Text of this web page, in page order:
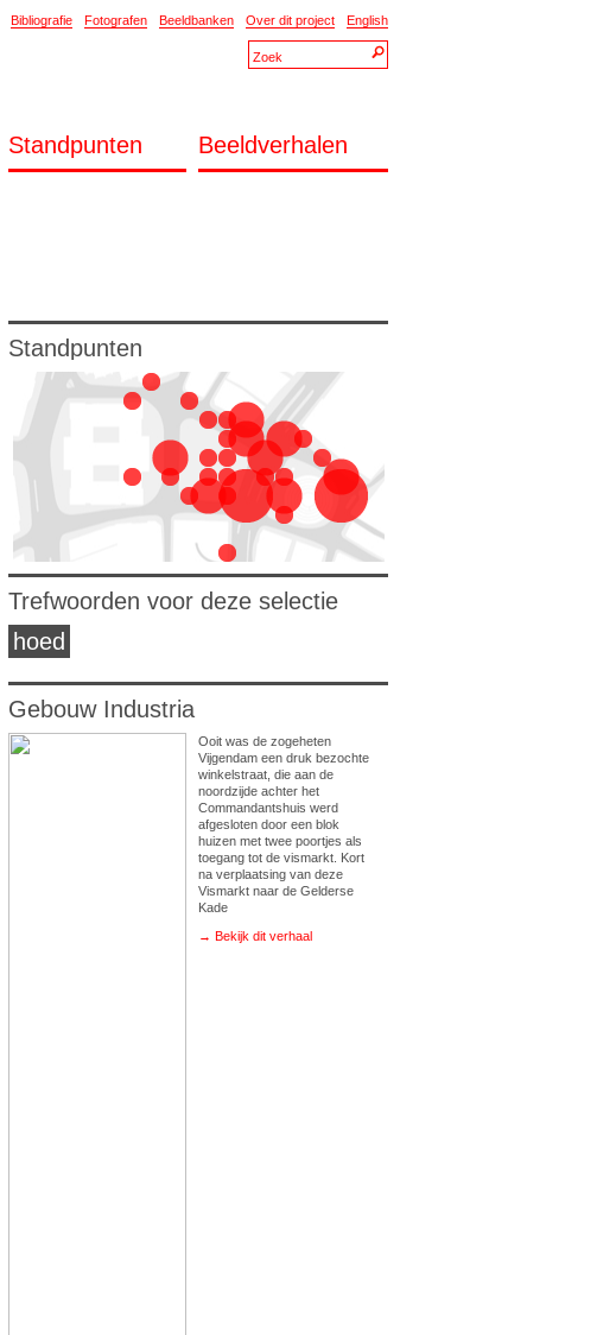
Bibliografie Fotografen Beeldbanken Over dit project English
Standpunten Beeldverhalen
Standpunten
Trefwoorden voor deze selectie
hoed
Gebouw Industria
Ooit was de zogeheten
Vijgendam een druk bezochte
winkelstraat, die aan de
noordzijde achter het
Commandantshuis werd
afgesloten door een blok
huizen met twee poortjes als
toegang tot de vismarkt. Kort
na verplaatsing van deze
Vismarkt naar de Gelderse
Kade
→ Bekijk dit verhaal